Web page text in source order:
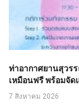
ท่าอากาศยานสุวร
เหมือนฟรี พร้อมจั
7 สิงหาคม 2026